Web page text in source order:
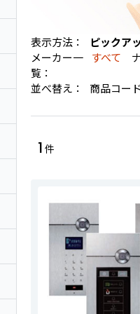
表示方法：
ピックア
メーカー一
覧：
すべて
並べ替え： 商品コー
1 件